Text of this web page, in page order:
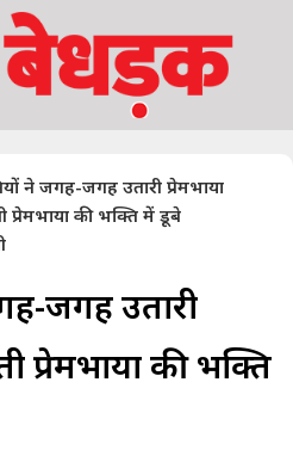
ने जगह-जगह उतारी प्रेमभाया
प्रेमभाया की भक्ति में डूबे
जगह उतारी
प्रेमभाया की भक्ति